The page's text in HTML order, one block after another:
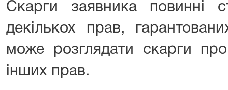
Скарги заявника повинні
декількох прав,
може розглядати скарги
інших прав.